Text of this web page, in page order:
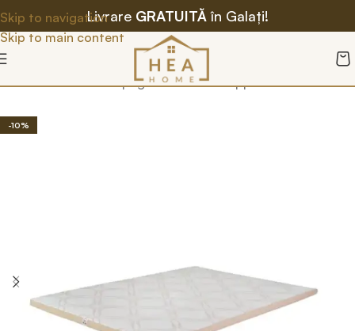
Skip to navigation
Skip to main content
Livrare GRATUITĂ în Galați!
Prima pagină/ Saltele/ Toppere
-10%